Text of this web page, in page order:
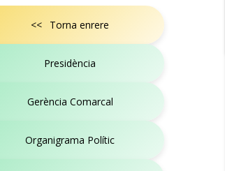
<< Torna enrere
Presidència
Gerència Comarcal
Organigrama Polític